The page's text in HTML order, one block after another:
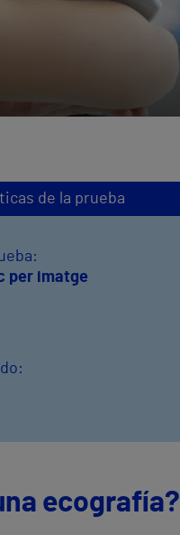
de la prueba
per imatge
ecografía?